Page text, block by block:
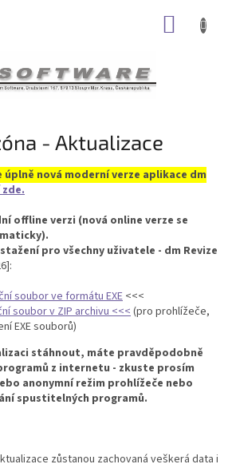
- Aktualizace
úplně nová moderní verze aplikace dm
offline verzi (nová online verze se
pro všechny uživatele - dm Revize
soubor ve formátu EXE <<<
soubor v ZIP archivu <<< (pro prohlížeče,
EXE souborů)
stáhnout, máte pravděpodobně
z internetu - zkuste prosím
anonymní režim prohlížeče nebo
spustitelných programů.
zůstanou zachovaná veškerá data i